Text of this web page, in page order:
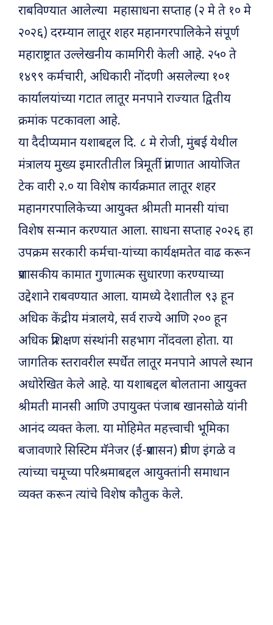
राबविण्यात आलेल्या महासाधना सप्ताह (२ मे ते १० मे
२०२६) दरम्यान लातूर शहर महानगरपालिकेने संपूर्ण
महाराष्ट्रात उल्लेखनीय कामगिरी केली आहे. २५० ते
१४९९ कर्मचारी, अधिकारी नोंदणी असलेल्या १०१
कार्यालयांच्या गटात लातूर मनपाने राज्यात द्वितीय
क्रमांक पटकावला आहे.
या दैदीप्यमान यशाबद्दल दि. ८ मे रोजी, मुंबई येथील
मंत्रालय मुख्य इमारतीतील त्रिमूर्ती प्रांगणात आयोजित
टेक वारी २.० या विशेष कार्यक्रमात लातूर शहर
महानगरपालिकेच्या आयुक्त श्रीमती मानसी यांचा
विशेष सन्मान करण्यात आला. साधना सप्ताह २०२६ हा
उपक्रम सरकारी कर्मचा-यांच्या कार्यक्षमतेत वाढ करून
प्रशासकीय कामात गुणात्मक सुधारणा करण्याच्या
उद्देशाने राबवण्यात आला. यामध्ये देशातील ९३ हून
अधिक केंद्रीय मंत्रालये, सर्व राज्ये आणि २०० हून
अधिक प्रशिक्षण संस्थांनी सहभाग नोंदवला होता. या
जागतिक स्तरावरील स्पर्धेत लातूर मनपाने आपले स्थान
अधोरेखित केले आहे. या यशाबद्दल बोलताना आयुक्त
श्रीमती मानसी आणि उपायुक्त पंजाब खानसोळे यांनी
आनंद व्यक्त केला. या मोहिमेत महत्त्वाची भूमिका
बजावणारे सिस्टिम मॅनेजर (ई-प्रशासन) प्रवीण इंगळे व
त्यांच्या चमूच्या परिश्रमाबद्दल आयुक्तांनी समाधान
व्यक्त करून त्यांचे विशेष कौतुक केले.